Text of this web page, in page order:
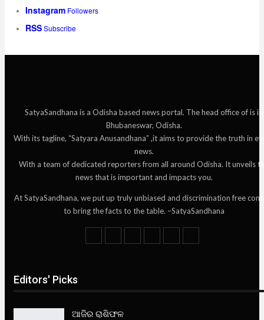
Instagram Followers
RSSSubscribe
SatyaSandhana is a Odisha based news portal. The head office of is in
Bhubaneswar, Odisha.
With its tagline, “Satyara Anusandhana” ,it aims to provide the truth in
news.
With a team of dedicated reporters from all around Odisha. It unveils
news that is important and impacts you.
At SatyaSandhana, we put up truly unbiased and discrimination free
to bring the facts to the table. –SatyaSandhana
Editors' Picks
ଆଜିର ରାଶିଫଳ